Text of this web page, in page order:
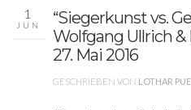
1
JUN
“Siegerkunst vs.
Wolfgang Ullrich
27. Mai 2016
GESCHRIEBEN VON LOTHAR